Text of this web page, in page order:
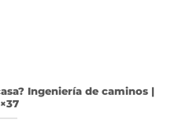
Ingeniería de caminos |